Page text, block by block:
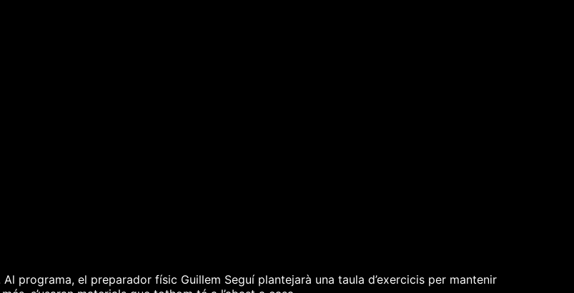
programa, el preparador físic Guillem Seguí plantejarà una taula d’exercicis per mantenir